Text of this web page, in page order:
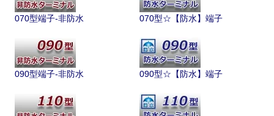
070型端子-非防水 070型☆【防水】端子
090型端子-非防水 090型☆【防水】端子